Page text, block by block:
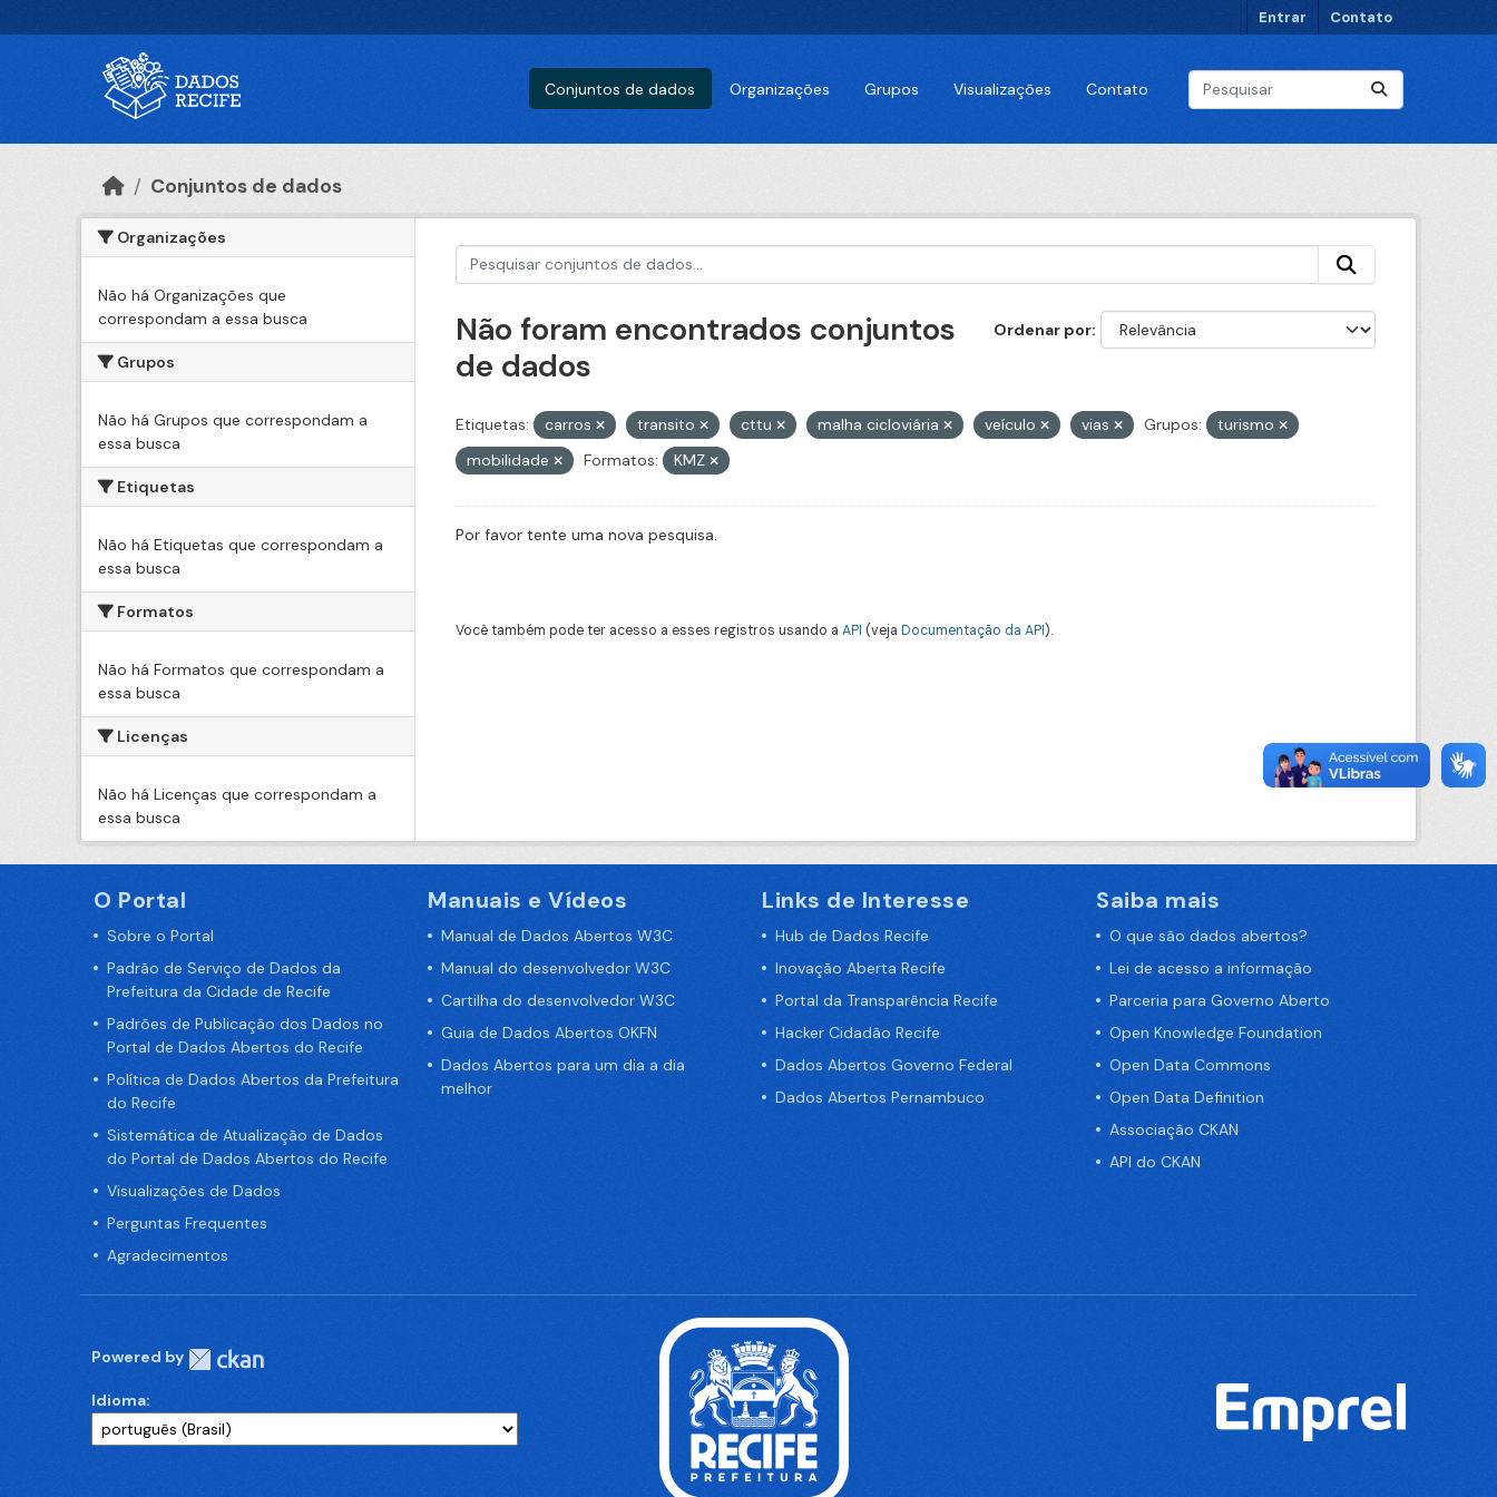
Entrar Contato
Conjuntos de dados Organizações Grupos Visualizações Contato
Conjuntos de dados
Organizações
Não há Organizações que
correspondam a essa busca
Grupos
Não há Grupos que correspondam a
essa busca
Etiquetas
Não há Etiquetas que correspondam a
essa busca
Formatos
Não há Formatos que correspondam a
essa busca
Licenças
Não há Licenças que correspondam a
essa busca
Ordenar por
Não foram encontrados conjuntos
de dados
Etiquetas: carros transito cttu malha cicloviária veículo vias Grupos:
turismo
mobilidade
Formatos: KMZ
Por favor tente uma nova pesquisa.
Você também pode ter acesso a esses registros usando a API (veja Documentação da API).
O Portal
Sobre o Portal
Padrão de Serviço de Dados da
Prefeitura da Cidade de Recife
Padrões de Publicação dos Dados no
Portal de Dados Abertos do Recife
Política de Dados Abertos da Prefeitura
do Recife
Sistemática de Atualização de Dados
do Portal de Dados Abertos do Recife
Visualizações de Dados
Perguntas Frequentes
Agradecimentos
Manuais e Vídeos
Manual de Dados Abertos W3C
Manual do desenvolvedor W3C
Cartilha do desenvolvedor W3C
Guia de Dados Abertos OKFN
Dados Abertos para um dia a dia
melhor
Links de Interesse
Hub de Dados Recife
Inovação Aberta Recife
Portal da Transparência Recife
Hacker Cidadão Recife
Dados Abertos Governo Federal
Dados Abertos Pernambuco
Saiba mais
O que são dados abertos?
Lei de acesso a informação
Parceria para Governo Aberto
Open Knowledge Foundation
Open Data Commons
Open Data Definition
Associação CKAN
API do CKAN
Powered by
Idioma